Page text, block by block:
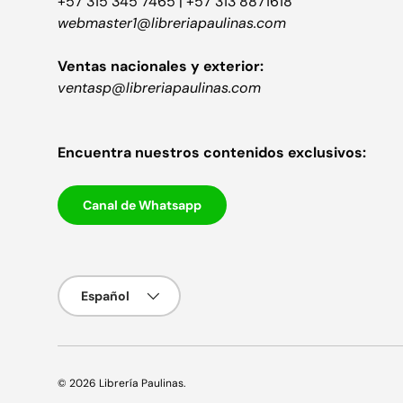
webmaster1@libreriapaulinas.com
Ventas nacionales y exterior:
ventasp@libreriapaulinas.com
Encuentra nuestros contenidos exclusivos:
Canal de Whatsapp
Idioma
Español
© 2026 Librería Paulinas.